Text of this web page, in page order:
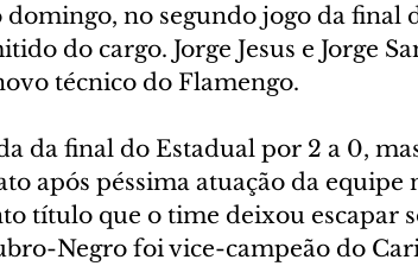
no segundo jogo da final
do cargo. Jorge Jesus e Jorge
técnico do Flamengo.
da final do Estadual por 2 a 0,
após péssima atuação da equipe
título que o time deixou escapar
Negro foi vice-campeão do